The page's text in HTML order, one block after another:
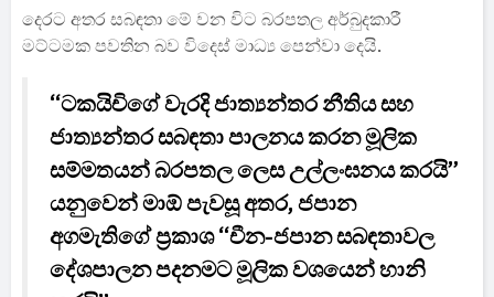
දෙරට අතර සබඳතා මේ වන විට බරපතල අර්බුදකාරී
මට්ටමක පවතින බව විදෙස් මාධ්‍ය පෙන්වා දෙයි.
“ටකයිචිගේ වැරදි ජාත්‍යන්තර නීතිය සහ
ජාත්‍යන්තර සබඳතා පාලනය කරන මූලික
සම්මතයන් බරපතල ලෙස උල්ලංඝනය කරයි”
යනුවෙන් මාඕ පැවසූ අතර, ජපාන
අගමැතිගේ ප්‍රකාශ “චීන-ජපාන සබඳතාවල
දේශපාලන පදනමට මූලික වශයෙන් හානි